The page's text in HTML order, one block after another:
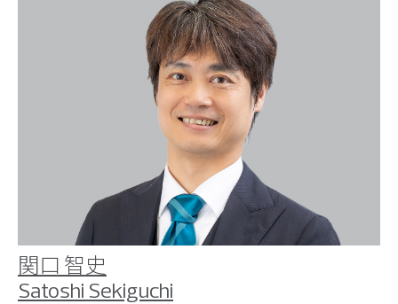
関口 智史
Satoshi Sekiguchi